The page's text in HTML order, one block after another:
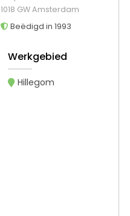
1018 GW Amsterdam
Beëdigd in 1993
Werkgebied
Hillegom